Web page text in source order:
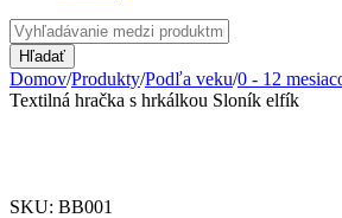
Domov/Produkty/Podľa veku/0 - 12
Textilná hračka s hrkálkou Sloník elfík
SKU: BB001